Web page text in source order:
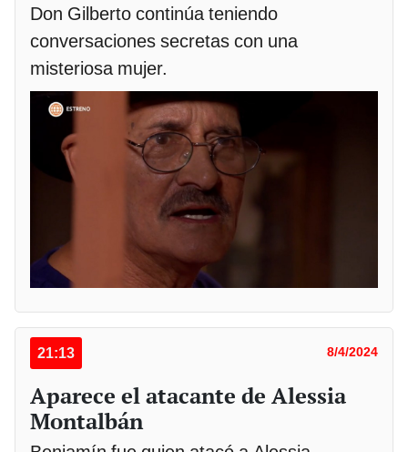
Don Gilberto continúa teniendo
conversaciones secretas con una
misteriosa mujer.
21:13 8/4/2024
Aparece el atacante de Alessia
Montalbán